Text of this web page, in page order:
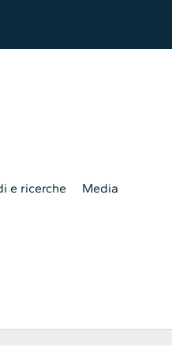
e ricerche Media